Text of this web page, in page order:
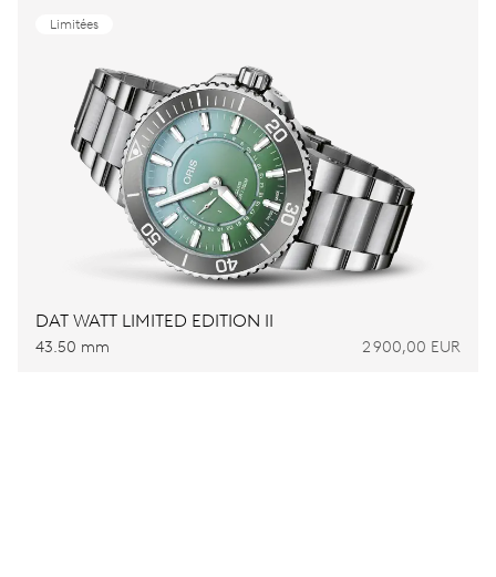
Limitées
DAT WATT LIMITED EDITION II
43.50 mm 2 900,00 EUR